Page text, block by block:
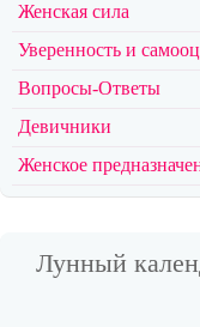
Женская сила
Уверенность и
Вопросы-Ответы
Девичники
Женское
Лунный